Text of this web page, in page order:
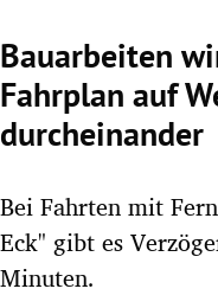
Untermenü
Bauarbeiten
Fahrplan auf
durcheinander
Bei Fahrten mit
Eck" gibt es
Minuten.